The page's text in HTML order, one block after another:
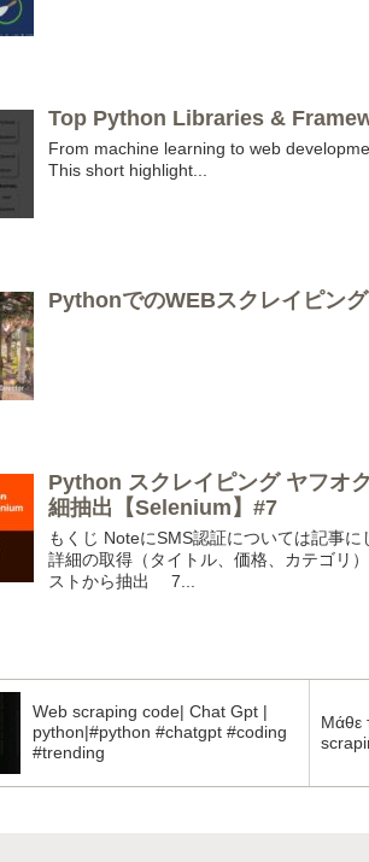
Top Python Libraries &
From machine learning to web
This short highlight...
PythonでのWEBスクレイピン
Python スクレイピング ヤフオ
細抽出【Selenium】#7
もくじ NoteにSMS認証については記事
詳細の取得（タイトル、価格、カテゴリ
ストから抽出 7...
Web scraping code| Chat Gpt |
python|#python #chatgpt #coding
#trending
Μάθε